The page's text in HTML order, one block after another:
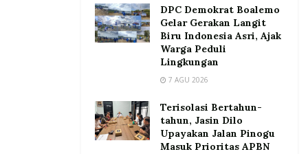
DPC Demokrat Boalemo
Gelar Gerakan Langit
Biru Indonesia Asri, Ajak
Warga Peduli
Lingkungan
7 AGU 2026
Terisolasi Bertahun-
tahun, Jasin Dilo
Upayakan Jalan Pinogu
Masuk Prioritas APBN